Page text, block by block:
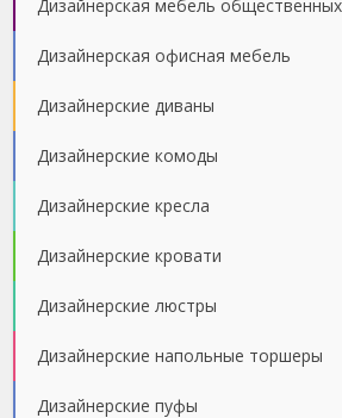
Дизайнерская мебель
Дизайнерская офисная мебель
Дизайнерские диваны
Дизайнерские комоды
Дизайнерские кресла
Дизайнерские кровати
Дизайнерские люстры
Дизайнерские напольные торшеры
Дизайнерские пуфы